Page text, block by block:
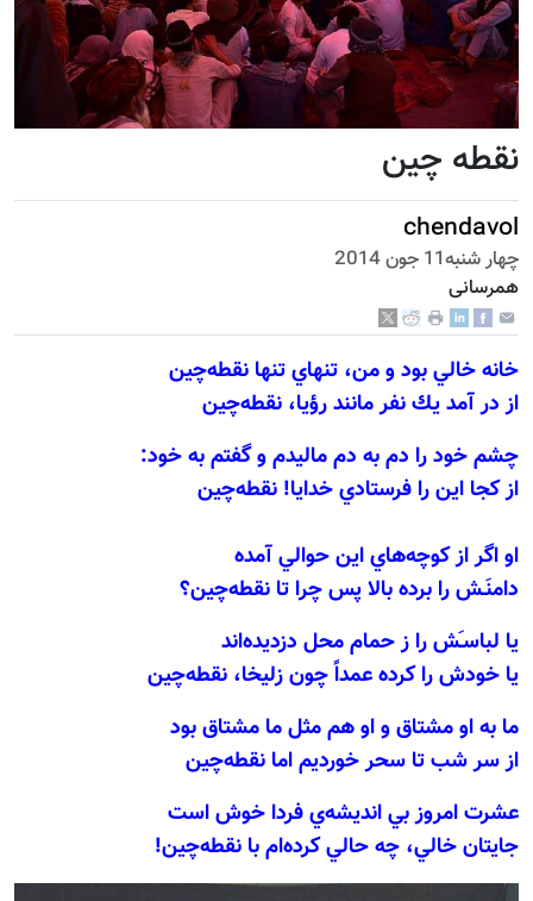
نقطه چین
chendavol
چهار شنبه11 جون 2014
همرسانی
خانه خالي بود و من، تنهاي تنها نقطه‌چين
از در آمد يك نفر مانند رؤيا، نقطه‌چين
چشم خود را دم به دم ماليدم و گفتم به خود:
از كجا اين را فرستادي خدايا! نقطه‌چين
او اگر از كوچه‌هاي اين حوالي آمده
دامنَـش را برده بالا پس چرا تا نقطه‌چين؟
يا لباسـَش را ز حمام محل دزديده‌اند
يا خودش را كرده عمداً چون زليخا، نقطه‌چين
ما به او مشتاق و او هم مثل ما مشتاق بود
از سر شب تا سحر خورديم اما نقطه‌چين
عشرت امروز بي انديشه‌ي فردا خوش است
جايتان خالي، چه حالي كرده‌ام با نقطه‌چين!